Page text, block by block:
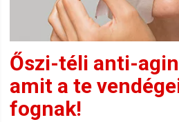
Őszi-téli anti-
amit a te
fognak!